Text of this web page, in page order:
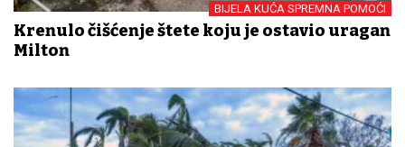
BIJELA KUĆA SPREMNA POMOĆI
Krenulo čišćenje štete koju je ostavio uragan
Milton